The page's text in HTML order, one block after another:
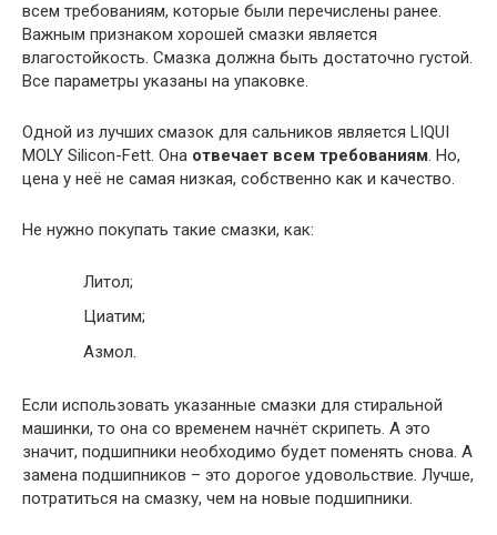
всем требованиям, которые были перечислены ранее.
Важным признаком хорошей смазки является
влагостойкость. Смазка должна быть достаточно густой.
Все параметры указаны на упаковке.
Одной из лучших смазок для сальников является LIQUI
MOLY Silicon-Fett. Она отвечает всем требованиям. Но,
цена у неё не самая низкая, собственно как и качество.
Не нужно покупать такие смазки, как:
Литол;
Циатим;
Азмол.
Если использовать указанные смазки для стиральной
машинки, то она со временем начнёт скрипеть. А это
значит, подшипники необходимо будет поменять снова. А
замена подшипников – это дорогое удовольствие. Лучше,
потратиться на смазку, чем на новые подшипники.